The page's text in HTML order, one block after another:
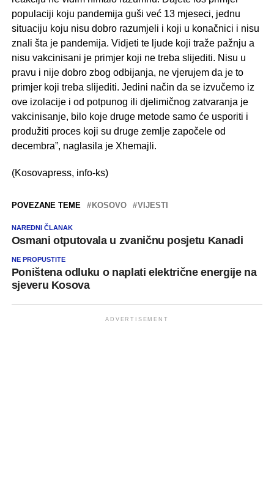
populaciji koju pandemija guši već 13 mjeseci, jednu
situaciju koju nisu dobro razumjeli i koji u konačnici i nisu
znali šta je pandemija. Vidjeti te ljude koji traže pažnju a
nisu vakcinisani je primjer koji ne treba slijediti. Nisu u
pravu i nije dobro zbog odbijanja, ne vjerujem da je to
primjer koji treba slijediti. Jedini način da se izvučemo iz
ove izolacije i od potpunog ili djelimičnog zatvaranja je
vakcinisanje, bilo koje druge metode samo će usporiti i
produžiti proces koji su druge zemlje započele od
decembra”, naglasila je Xhemajli.
(Kosovapress, info-ks)
POVEZANE TEME KOSOVO VIJESTI
NAREDNI ČLANAK
Osmani otputovala u zvaničnu posjetu Kanadi
NE PROPUSTITE
Poništena odluku o naplati električne energije na
sjeveru Kosova
ADVERTISEMENT